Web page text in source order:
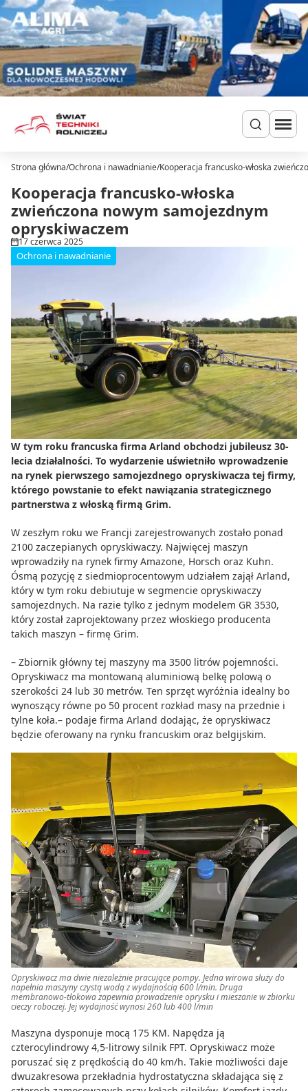
Przejdź do treści
Ciągniki
Ładowarki
Do zielonki
Dla hodowców
Uprawa
Siew i nawożenie
Transport i przechowywanie
Do zbioru
Rolnictwo precyzyjne
Dealerzy
Ze świata techniki rolniczej
Szukaj
Strona główna/Ochrona i nawadnianie/Kooperacja francusko-włoska
Kooperacja francusko-włoska
zwieńczona nowym samojezdnym
opryskiwaczem
17 czerwca 2025
Ochrona i nawadnianie
W tym roku francuska firma Arland obchodzi jubileusz 30-
lecia działalności. To wydarzenie uświetniło wprowadzenie
na rynek pierwszego samojezdnego opryskiwacza tej firmy,
którego powstanie to efekt nawiązania strategicznego
partnerstwa z włoską firmą Grim.
W zeszłym roku we Francji zarejestrowanych zostało ponad
2100 zaczepianych opryskiwaczy. Najwięcej maszyn
wprowadziły na rynek firmy Amazone, Horsch oraz Kuhn.
Ósmą pozycję z siedmioprocentowym udziałem zajął Arland,
który w tym roku debiutuje w segmencie opryskiwaczy
samojezdnych. Na razie tylko z jednym modelem GR 3530,
który został zaprojektowany przez włoskiego producenta
takich maszyn – firmę Grim.
– Zbiornik główny tej maszyny ma 3500 litrów pojemności.
Opryskiwacz ma montowaną aluminiową belkę polową o
szerokości 24 lub 30 metrów. Ten sprzęt wyróżnia idealny bo
wynoszący równe po 50 procent rozkład masy na przednie i
tylne koła.– podaje firma Arland dodając, że opryskiwacz
będzie oferowany na rynku francuskim oraz belgijskim.
Opryskiwacz ma dwie niezależnie pracujące pompy. Jedna wirowa służy do
napełnia maszyny czystą wodą z wydajnością 600 l/min. Druga
membranowo-tłokowa zapewnia prowadzenie oprysku i mieszanie w zbiorku
cieczy roboczej. Jej wydajność wynosi 260 lub 400 l/min
Maszyna dysponuje mocą 175 KM. Napędza ją
czterocylindrowy 4,5-litrowy silnik FPT. Opryskiwacz może
poruszać się z prędkością do 40 km/h. Takie możliwości daje
dwuzakresowa przekładnia hydrostatyczna składająca się z